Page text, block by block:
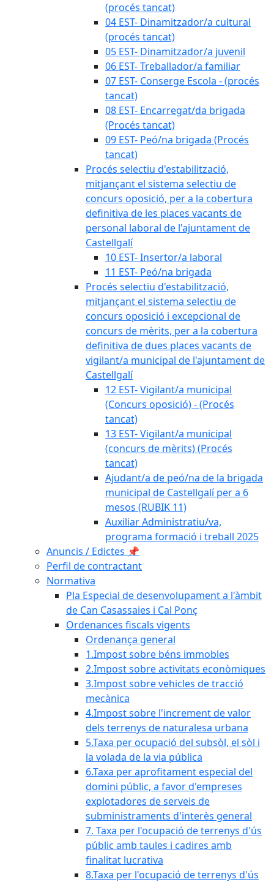
(procés tancat)
04 EST- Dinamitzador/a cultural
(procés tancat)
05 EST- Dinamitzador/a juvenil
06 EST- Treballador/a familiar
07 EST- Conserge Escola - (procés
tancat)
08 EST- Encarregat/da brigada
(Procés tancat)
09 EST- Peó/na brigada (Procés
tancat)
Procés selectiu d'estabilització,
mitjançant el sistema selectiu de
concurs oposició, per a la cobertura
definitiva de les places vacants de
personal laboral de l'ajuntament de
Castellgalí
10 EST- Insertor/a laboral
11 EST- Peó/na brigada
Procés selectiu d'estabilització,
mitjançant el sistema selectiu de
concurs oposició i excepcional de
concurs de mèrits, per a la cobertura
definitiva de dues places vacants de
vigilant/a municipal de l'ajuntament de
Castellgalí
12 EST- Vigilant/a municipal
(Concurs oposició) - (Procés
tancat)
13 EST- Vigilant/a municipal
(concurs de mèrits) (Procés
tancat)
Ajudant/a de peó/na de la brigada
municipal de Castellgalí per a 6
mesos (RUBIK 11)
Auxiliar Administratiu/va,
programa formació i treball 2025
Anuncis / Edictes 📌
Perfil de contractant
Normativa
Pla Especial de desenvolupament a l'àmbit
de Can Casassaies i Cal Ponç
Ordenances fiscals vigents
Ordenança general
1.Impost sobre béns immobles
2.Impost sobre activitats econòmiques
3.Impost sobre vehicles de tracció
mecànica
4.Impost sobre l'increment de valor
dels terrenys de naturalesa urbana
5.Taxa per ocupació del subsòl, el sòl i
la volada de la via pública
6.Taxa per aprofitament especial del
domini públic, a favor d'empreses
explotadores de serveis de
subministraments d'interès general
7. Taxa per l'ocupació de terrenys d'ús
públic amb taules i cadires amb
finalitat lucrativa
8.Taxa per l'ocupació de terrenys d'ús